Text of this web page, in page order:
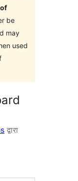
be
may
used
द्वारा